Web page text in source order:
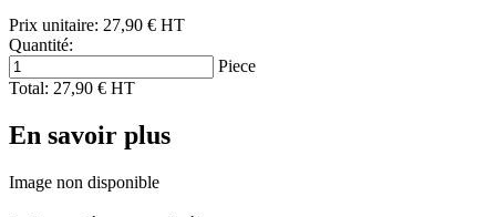
Prix unitaire: 27,90 € HT
Quantité:
Piece
Total: 27,90 € HT
En savoir plus
Image non disponible